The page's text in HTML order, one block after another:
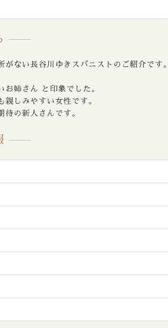
ない長谷川ゆきスパニストのご紹介です。
姉さん と印象でした。
しみやすい女性です。
の新人さんです。